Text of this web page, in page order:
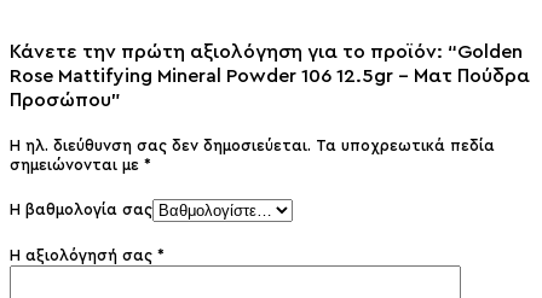
Κάνετε την πρώτη αξιολόγηση για το προϊόν: “Golden
Rose Mattifying Mineral Powder 106 12.5gr – Ματ Πούδρα
Προσώπου”
Η ηλ. διεύθυνση σας δεν δημοσιεύεται. Τα υποχρεωτικά πεδία
σημειώνονται με *
Η βαθμολογία σας
Η αξιολόγησή σας *